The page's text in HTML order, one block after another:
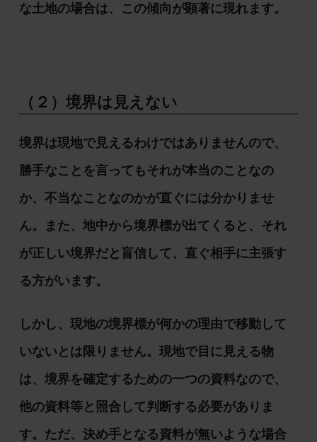
な土地の場合は、この傾向が顕著に現れます。
（２）境界は見えない
境界は現地で見えるわけではありませんので、
勝手なことを言ってもそれが本当のことなの
か、不当なことなのかが直ぐには分かりませ
ん。また、地中から境界標が出てくると、それ
が正しい境界だと盲信して、直ぐ相手に主張す
る方がいます。
しかし、現地の境界標が何かの理由で移動して
いないとは限りません。現地で目に見える物
は、境界を確定するための一つの資料なので、
他の資料等と照合して判断する必要がありま
す。ただ、決め手となる資料が無いような場合